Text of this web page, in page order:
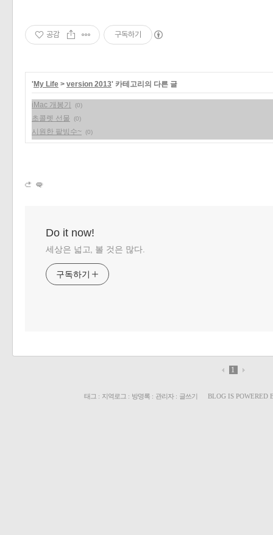
공감 구독하기
'My Life > version 2013' 카테고리의 다른 글
iMac 개봉기 (0)
초콜렛 선물 (0)
시원한 팥빙수~ (0)
Do it now!
세상은 넓고, 볼 것은 많다.
구독하기
1
태그 : 지역로그 : 방명록 : 관리자: 글쓰기 BLOG IS POWERED